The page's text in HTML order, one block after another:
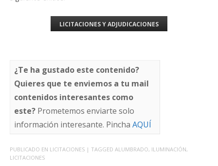
LICITACIONES Y ADJUDICACIONES
¿Te ha gustado este contenido?
Quieres que te enviemos a tu mail
contenidos interesantes como
este? Prometemos enviarte solo
información interesante. Pincha AQUÍ
PUBLICADO EN LICITACIONES | TAGGED ALUMBRADO, ILUMINACIÓN,
LICITACIONES